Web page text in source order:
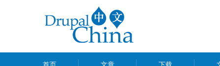
首页 文章 下载